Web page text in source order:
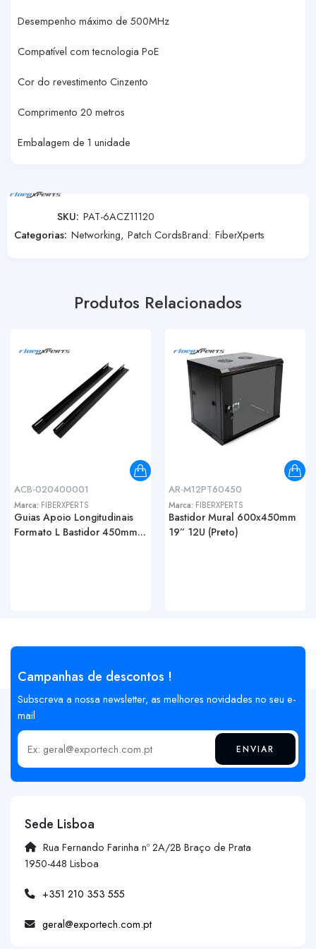
Desempenho máximo de 500MHz
Compatível com tecnologia PoE
Cor do revestimento Cinzento
Comprimento 20 metros
Embalagem de 1 unidade
SKU: PAT-6ACZ11120
Categorias: Networking, Patch CordsBrand: FiberXperts
Produtos Relacionados
ACB-020400001
Marca: FIBERXPERTS
Guias Apoio Longitudinais
Formato L Bastidor 450mm...
AR-M12PT60450
Marca: FIBERXPERTS
Bastidor Mural 600x450mm
19” 12U (Preto)
Campanhas de descontos !
Subscreva a nossa newsletter, as melhores novidades no seu e-
mail
Insira o seu email ENVIAR
Sede Lisboa
Rua Fernando Farinha nº 2A/2B Braço de Prata
1950-448 Lisboa
+351 210 353 555
geral@exportech.com.pt